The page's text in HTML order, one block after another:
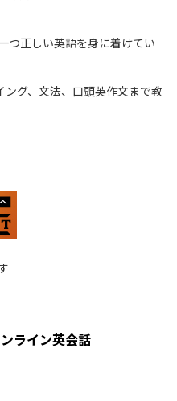
つ正しい英語を身に着けてい
グ、文法、口頭英作文まで教
ライン英会話